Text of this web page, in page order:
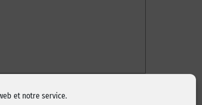
et notre service.